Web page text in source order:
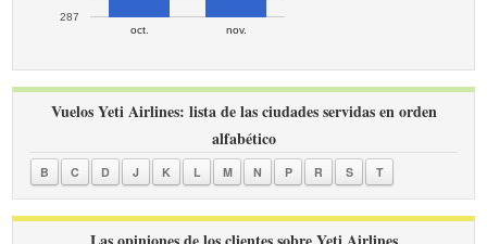
oct. nov.
287
Vuelos Yeti Airlines: lista de las ciudades servidas en orden
alfabético
B C D J K L M N P R S T